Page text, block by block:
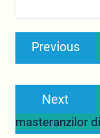
Navigare
Previous
Next
masteranzilor